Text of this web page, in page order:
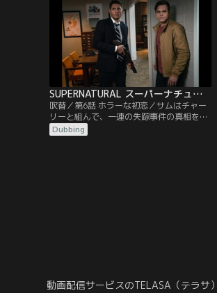
たなスキルを学びつつ、どうすればハンタ
ーの世界に溶け込むことができるのかを探
る。
SUPERNATURAL スーパーナチュラル シーズン14 第06話／吹替
吹替／第6話 ホラーな初恋／サムはチャー
リーと組んで、一連の失踪事件の真相を探
る。一方、ジャックはある事件が発生した
ことを確信し、ディーンを説得して一緒に
Dubbing
動画配信サービスのTELASA（テラサ）